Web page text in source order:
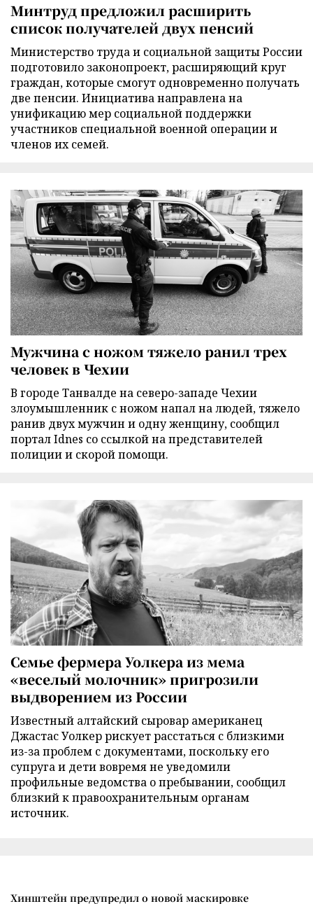
Минтруд предложил расширить
список получателей двух пенсий
Министерство труда и социальной защиты России
подготовило законопроект, расширяющий круг
граждан, которые смогут одновременно получать
две пенсии. Инициатива направлена на
унификацию мер социальной поддержки
участников специальной военной операции и
членов их семей.
Мужчина с ножом тяжело ранил трех
человек в Чехии
В городе Танвалде на северо-западе Чехии
злоумышленник с ножом напал на людей, тяжело
ранив двух мужчин и одну женщину, сообщил
портал Idnes со ссылкой на представителей
полиции и скорой помощи.
Семье фермера Уолкера из мема
«веселый молочник» пригрозили
выдворением из России
Известный алтайский сыровар американец
Джастас Уолкер рискует расстаться с близкими
из-за проблем с документами, поскольку его
супруга и дети вовремя не уведомили
профильные ведомства о пребывании, сообщил
близкий к правоохранительным органам
источник.
Хинштейн предупредил о новой маскировке